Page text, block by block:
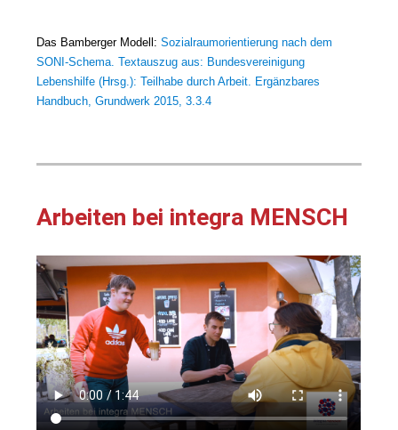
Das Bamberger Modell:Sozialraumorientierung nach dem
SONI-Schema. Textauszug aus: Bundesvereinigung
Lebenshilfe (Hrsg.): Teilhabe durch Arbeit. Ergänzbares
Handbuch, Grundwerk 2015, 3.3.4
Arbeiten bei integra MENSCH